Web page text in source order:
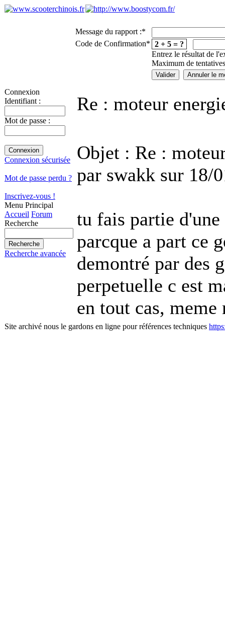
Connexion
Identifiant :
Mot de passe :
Connexion sécurisée
Mot de passe perdu ?
Inscrivez-vous !
Menu Principal
Accueil Forum
Recherche
Recherche avancée
Message du rapport :*
Code de Confirmation* 2 + 5 = ?
Entrez le résultat de
Maximum de
Re : moteur
Objet : Re :
par swakk sur 18/
tu fais partie d'une
parcque a part ce
demontré par des
perpetuelle c est
en tout cas,
Site archivé nous le gardons en ligne pour références techniques